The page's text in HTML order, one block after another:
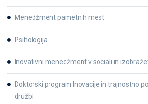
Menedžment pametnih mest
Psihologija
Inovativni menedžment v sociali in
Doktorski program Inovacije in trajnostno
družbi